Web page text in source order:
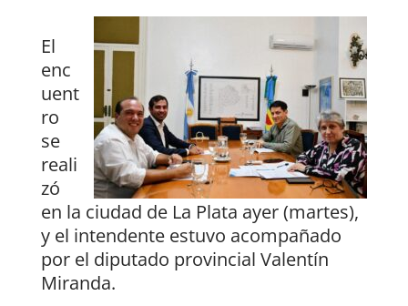
El
enc
uent
ro
se
reali
zó
en la ciudad de La Plata ayer (martes),
y el intendente estuvo acompañado
por el diputado provincial Valentín
Miranda.